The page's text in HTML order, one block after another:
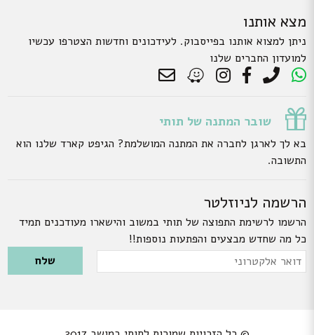
מצא אותנו
ניתן למצוא אותנו בפייסבוק. לעידכונים וחדשות הצטרפו עכשיו
למועדון החברים שלנו
שובר המתנה של תותי
בא לך לארגן לחברה את המתנה המושלמת? הגיפט קארד שלנו הוא
התשובה.
הרשמה לניוזלטר
הרשמו לרשימת התפוצה של תותי במשוב והישארו מעודכנים תמיד
כל מה שחדש מבצעים והפתעות נוספות!!
Please leave this field empty.
דואר